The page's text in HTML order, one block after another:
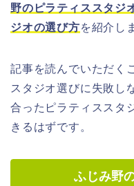
野のピラティススタジ
ジオの選び方を紹介し
記事を読んでいただく
スタジオ選びに失敗し
合ったピラティススタ
きるはずです。
ふじみ野